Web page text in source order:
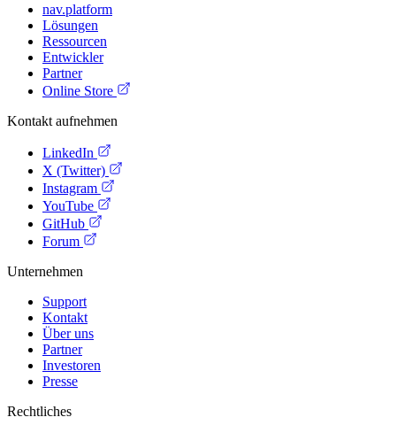
nav.platform
Lösungen
Ressourcen
Entwickler
Partner
Online Store
Kontakt aufnehmen
LinkedIn
X (Twitter)
Instagram
YouTube
GitHub
Forum
Unternehmen
Support
Kontakt
Über uns
Partner
Investoren
Presse
Rechtliches